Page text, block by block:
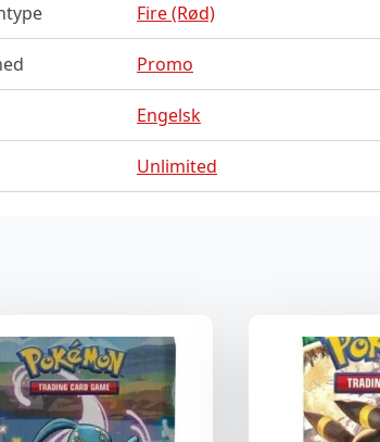
Fire (Rød)
Promo
Engelsk
Unlimited